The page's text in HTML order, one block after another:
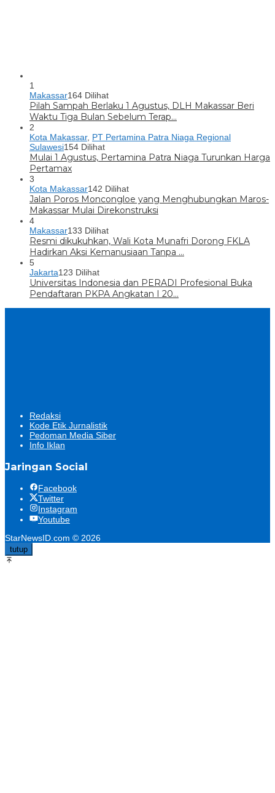
1
Makassar164 Dilihat
Pilah Sampah Berlaku 1 Agustus, DLH Makassar Beri
Waktu Tiga Bulan Sebelum Terap…
2
Kota Makassar, PT Pertamina Patra Niaga Regional
Sulawesi154 Dilihat
Mulai 1 Agustus, Pertamina Patra Niaga Turunkan Harga
Pertamax
3
Kota Makassar142 Dilihat
Jalan Poros Moncongloe yang Menghubungkan Maros-
Makassar Mulai Direkonstruksi
4
Makassar133 Dilihat
Resmi dikukuhkan, Wali Kota Munafri Dorong FKLA
Hadirkan Aksi Kemanusiaan Tanpa …
5
Jakarta123 Dilihat
Universitas Indonesia dan PERADI Profesional Buka
Pendaftaran PKPA Angkatan I 20…
Redaksi
Kode Etik Jurnalistik
Pedoman Media Siber
Info Iklan
Jaringan Social
Facebook
Twitter
Instagram
Youtube
StarNewsID.com © 2026
tutup